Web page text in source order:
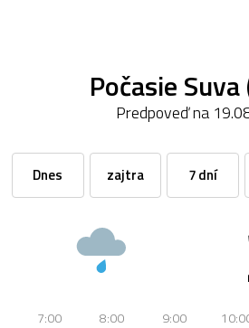
Počasie
Predpoveď na
Dnes zajtra 7 dní
7:00 8:00 9:00